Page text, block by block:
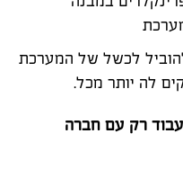
לכשל של המערכת
לה יותר מכל.
רק עם חברה